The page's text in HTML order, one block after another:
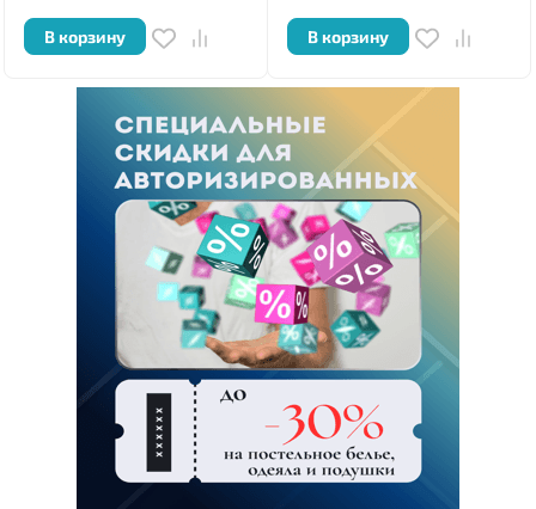
В корзину В корзину